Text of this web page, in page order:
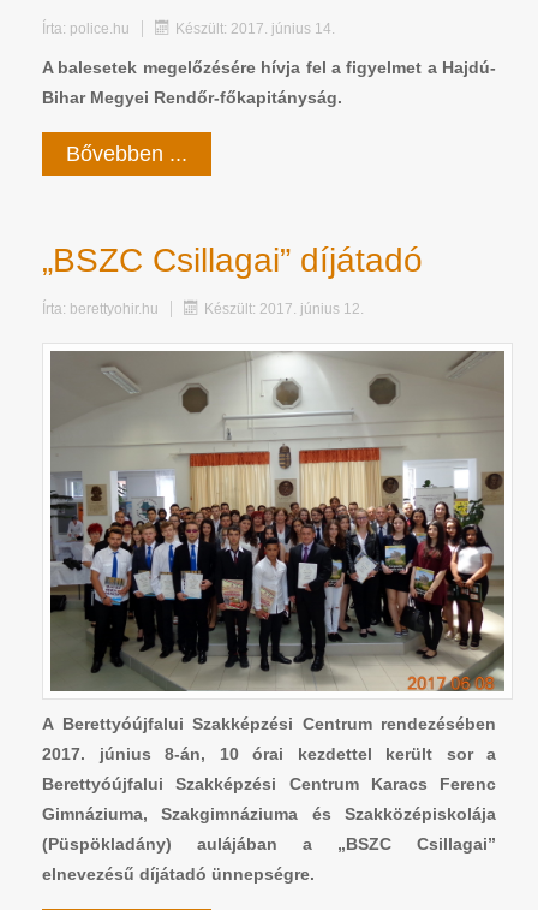
Írta: police.hu Készült: 2017. június 14.
A balesetek megelőzésére hívja fel a figyelmet a Hajdú-
Bihar Megyei Rendőr-főkapitányság.
Bővebben ...
„BSZC Csillagai” díjátadó
Írta: berettyohir.hu Készült: 2017. június 12.
A Berettyóújfalui Szakképzési Centrum rendezésében
2017. június 8-án, 10 órai kezdettel került sor a
Berettyóújfalui Szakképzési Centrum Karacs Ferenc
Gimnáziuma, Szakgimnáziuma és Szakközépiskolája
(Püspökladány) aulájában a „BSZC Csillagai”
elnevezésű díjátadó ünnepségre.